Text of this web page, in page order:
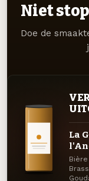
Niet
Doe de
La